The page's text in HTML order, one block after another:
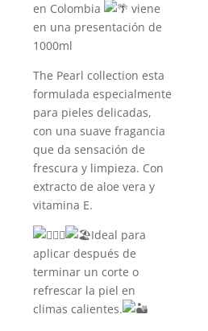
en Colombia
viene
en una presentación de
1000ml
The Pearl collection esta
formulada especialmente
para pieles delicadas,
con una suave fragancia
que da sensación de
frescura y limpieza. Con
extracto de aloe vera y
vitamina E.
Ideal para
aplicar después de
terminar un corte o
refrescar la piel en
climas calientes.